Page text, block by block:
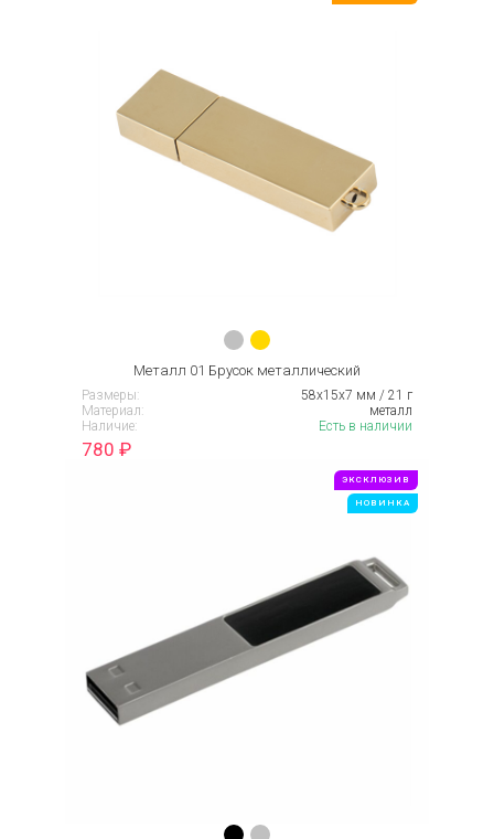
Металл 01 Брусок металлический
Размеры:
58х15х7 мм / 21 г
Материал:
металл
Наличие:
Есть в наличии
780 ₽
ЭКСКЛЮЗИВ
НОВИНКА